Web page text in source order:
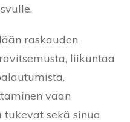
raskauden
liikuntaa
vaan
sekä sinua